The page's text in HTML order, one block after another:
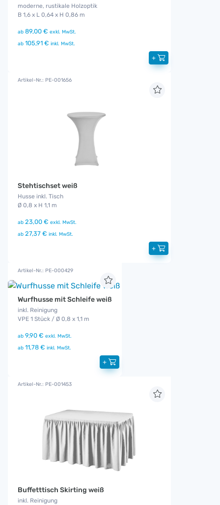
moderne, rustikale Holzoptik
B 1,6 x L 0,64 x H 0,86 m
ab 89,00 € exkl. MwSt.
ab 105,91 € inkl. MwSt.
+
Artikel-Nr.: PE-001656
Stehtischset weiß
Husse inkl. Tisch
Ø 0,8 x H 1,1 m
ab 23,00 € exkl. MwSt.
ab 27,37 € inkl. MwSt.
+
Artikel-Nr.: PE-000429
Wurfhusse mit Schleife weiß
inkl. Reinigung
VPE 1 Stück / Ø 0,8 x 1,1 m
ab 9,90 € exkl. MwSt.
ab 11,78 € inkl. MwSt.
+
Artikel-Nr.: PE-001453
Buffetttisch Skirting weiß
inkl. Reinigung